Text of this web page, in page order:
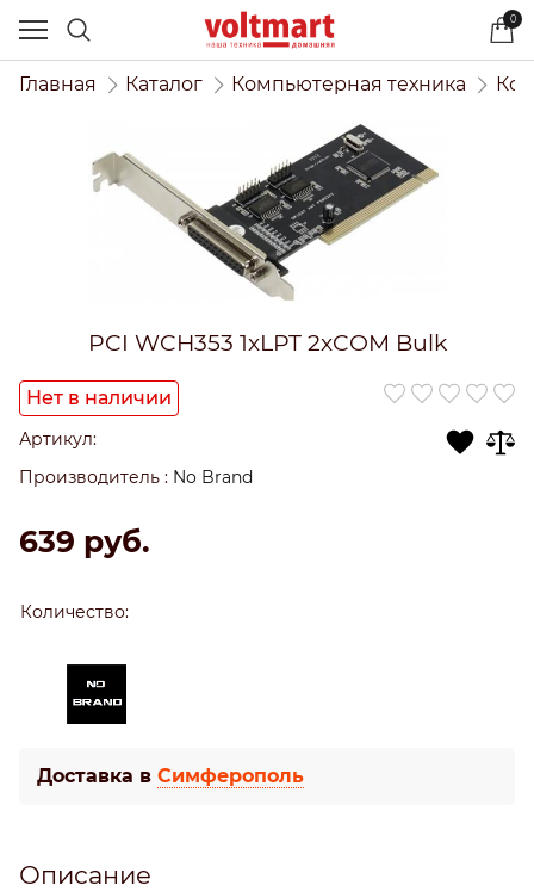
0
Главная Каталог Компьютерная техника
PCI WCH353 1xLPT 2xCOM Bulk
Нет в наличии
Артикул:
Производитель : No Brand
639 руб.
Количество:
Доставка в Симферополь
Описание